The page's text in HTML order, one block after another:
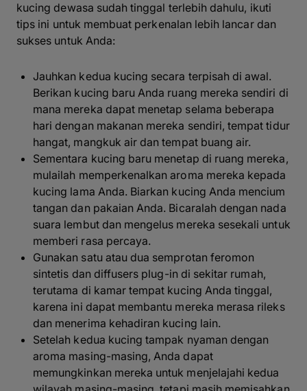
kucing dewasa sudah tinggal terlebih dahulu, ikuti
tips ini untuk membuat perkenalan lebih lancar dan
sukses untuk Anda:
Jauhkan kedua kucing secara terpisah di awal.
Berikan kucing baru Anda ruang mereka sendiri di
mana mereka dapat menetap selama beberapa
hari dengan makanan mereka sendiri, tempat tidur
hangat, mangkuk air dan tempat buang air.
Sementara kucing baru menetap di ruang mereka,
mulailah memperkenalkan aroma mereka kepada
kucing lama Anda. Biarkan kucing Anda mencium
tangan dan pakaian Anda. Bicaralah dengan nada
suara lembut dan mengelus mereka sesekali untuk
memberi rasa percaya.
Gunakan satu atau dua semprotan feromon
sintetis dan diffusers plug-in di sekitar rumah,
terutama di kamar tempat kucing Anda tinggal,
karena ini dapat membantu mereka merasa rileks
dan menerima kehadiran kucing lain.
Setelah kedua kucing tampak nyaman dengan
aroma masing-masing, Anda dapat
memungkinkan mereka untuk menjelajahi kedua